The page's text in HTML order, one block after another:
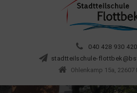
040 428 930 420
@kebt
tolf-
eluhc
sliet
tdats
Ohlenkamp 15a, 22607